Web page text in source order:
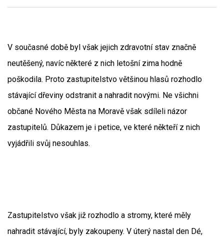
V současné době byl však jejich zdravotní stav značně
neutěšený, navíc některé z nich letošní zima hodně
poškodila. Proto zastupitelstvo většinou hlasů rozhodlo
stávající dřeviny odstranit a nahradit novými. Ne všichni
občané Nového Města na Moravě však sdíleli názor
zastupitelů. Důkazem je i petice, ve které někteří z nich
vyjádřili svůj nesouhlas.
Zastupitelstvo však již rozhodlo a stromy, které měly
nahradit stávající, byly zakoupeny. V úterý nastal den Dé,